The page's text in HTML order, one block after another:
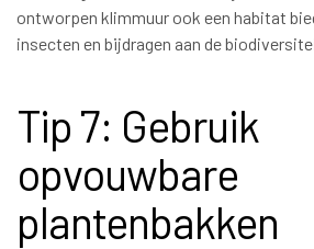
ontworpen klimmuur ook een habitat
insecten en bijdragen aan de
Tip 7: Gebruik
opvouwbare
plantenbakken